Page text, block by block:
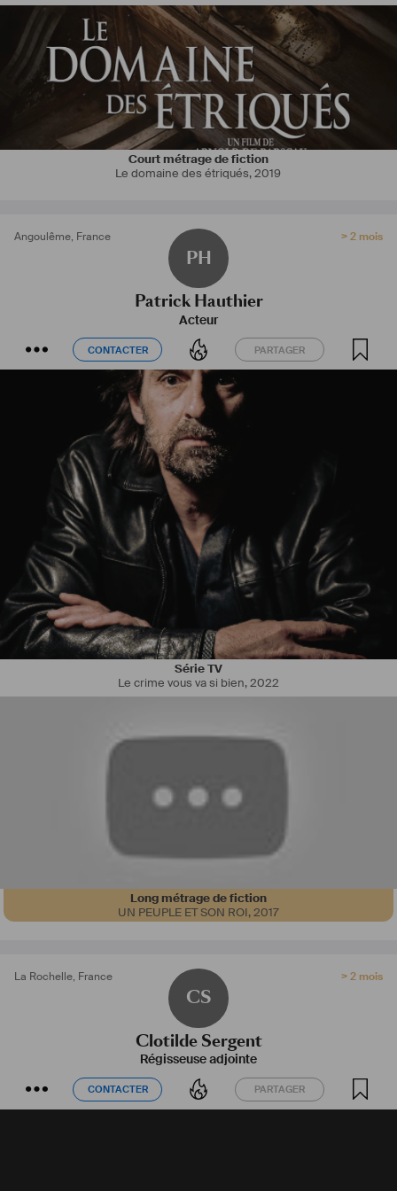
Court métrage de fiction
Le domaine des étriqués,2019
Angoulême, France
PH
> 2 mois
Patrick Hauthier
Acteur
CONTACTER PARTAGER
CONTACTER PARTAGER
Série TV
Le crime vous va si bien,2022
Long métrage de fiction
UN PEUPLE ET SON ROI,2017
La Rochelle, France
CS
> 2 mois
Clotilde Sergent
Régisseuse adjointe
CONTACTER PARTAGER
CONTACTER PARTAGER